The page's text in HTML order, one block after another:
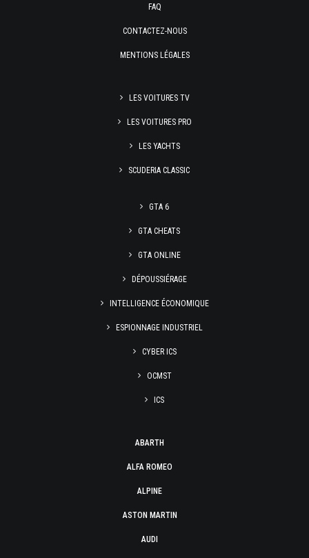
FAQ
CONTACTEZ-NOUS
MENTIONS LÉGALES
LES VOITURES TV
LES VOITURES PRO
LES YACHTS
SCUDERIA CLASSIC
GTA 6
GTA CHEATS
GTA ONLINE
DÉPOUSSIÉRAGE
INTELLIGENCE ÉCONOMIQUE
ESPIONNAGE INDUSTRIEL
CYBER ICS
OCMST
ICS
ABARTH
ALFA ROMEO
ALPINE
ASTON MARTIN
AUDI